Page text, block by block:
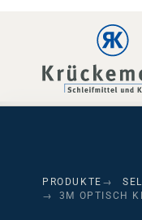
PRODUKTE
3M OPTISCH